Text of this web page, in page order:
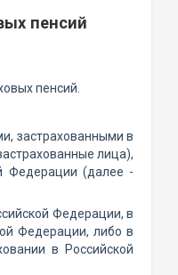
пенсий
пенсий.
застрахованными в
лица),
Федерации (далее -
Федерации, в
Федерации, либо в
в Российской